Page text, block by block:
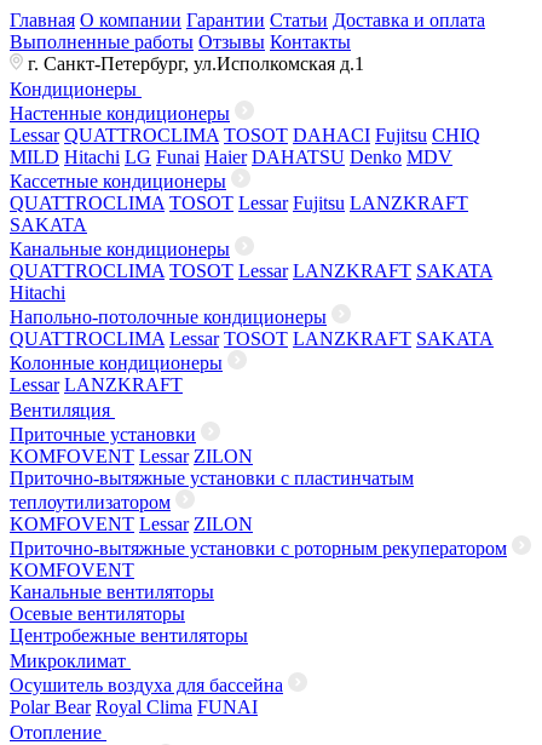
Главная О компании Гарантии Статьи Доставка и оплата
Выполненные работы Отзывы Контакты
г. Санкт-Петербург, ул.Исполкомская д.1
Кондиционеры
Настенные кондиционеры
Lessar QUATTROCLIMA TOSOT DAHACI Fujitsu CHIQ
MILD Hitachi LG Funai Haier DAHATSU Denko MDV
Кассетные кондиционеры
QUATTROCLIMA TOSOT Lessar Fujitsu LANZKRAFT
SAKATA
Канальные кондиционеры
QUATTROCLIMA TOSOT Lessar LANZKRAFT SAKATA
Hitachi
Напольно-потолочные кондиционеры
QUATTROCLIMA Lessar TOSOT LANZKRAFT SAKATA
Колонные кондиционеры
Lessar LANZKRAFT
Вентиляция
Приточные установки
KOMFOVENT Lessar ZILON
Приточно-вытяжные установки с пластинчатым
теплоутилизатором
KOMFOVENT Lessar ZILON
Приточно-вытяжные установки с роторным рекуператором
KOMFOVENT
Канальные вентиляторы
Осевые вентиляторы
Центробежные вентиляторы
Микроклимат
Осушитель воздуха для бассейна
Polar Bear Royal Clima FUNAI
Отопление